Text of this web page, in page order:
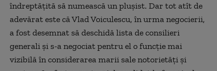
îndreptățită să numească un plușist. Dar tot atît de
adevărat este că Vlad Voiculescu, în urma negocierii,
a fost desemnat să deschidă lista de consilieri
generali și s-a negociat pentru el o funcție mai
vizibilă în considerarea marii sale notorietăți și